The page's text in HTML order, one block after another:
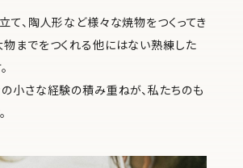
て、陶人形など様々な焼物をつくってき
物までをつくれる他にはない熟練した
小さな経験の積み重ねが、私たちのも